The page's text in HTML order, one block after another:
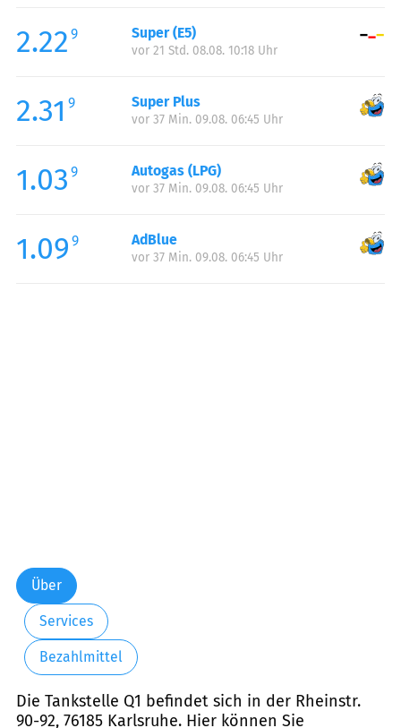
2.22 9 Super (E5)
vor 21 Std. 08.08. 10:18 Uhr
2.31 9 Super Plus
vor 37 Min. 09.08. 06:45 Uhr
1.03 9 Autogas (LPG)
vor 37 Min. 09.08. 06:45 Uhr
1.09 9 AdBlue
vor 37 Min. 09.08. 06:45 Uhr
Über
Services
Bezahlmittel
Die Tankstelle Q1 befindet sich in der Rheinstr.
90-92, 76185 Karlsruhe. Hier können Sie